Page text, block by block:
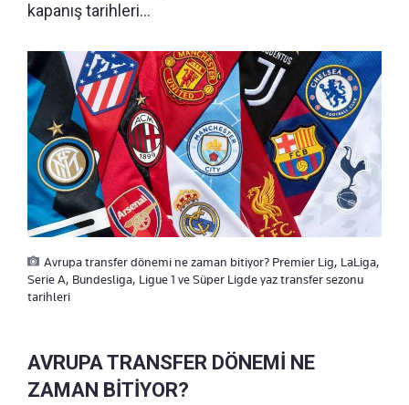
kapanış tarihleri...
Avrupa transfer dönemi ne zaman bitiyor? Premier Lig, LaLiga,
Serie A, Bundesliga, Ligue 1 ve Süper Ligde yaz transfer sezonu
tarihleri
AVRUPA TRANSFER DÖNEMİ NE
ZAMAN BİTİYOR?